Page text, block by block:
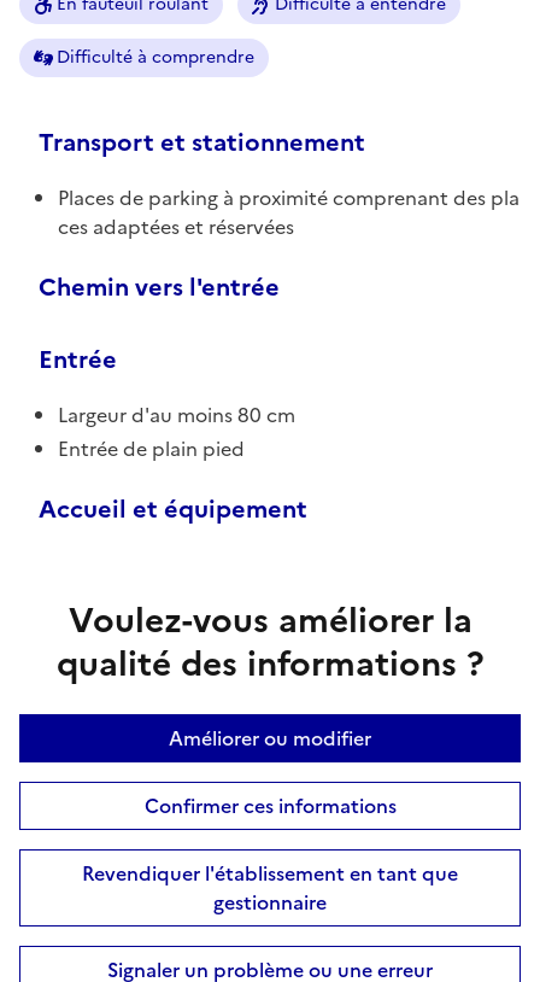
Difficulté à comprendre
Transport et stationnement
Places de parking à proximité comprenant des pla
ces adaptées et réservées
Chemin vers l'entrée
Entrée
Largeur d'au moins 80 cm
Entrée de plain pied
Accueil et équipement
Voulez-vous améliorer la
qualité des informations ?
Améliorer ou modifier
Confirmer ces informations
Revendiquer l'établissement en tant que
gestionnaire
Signaler un problème ou une erreur